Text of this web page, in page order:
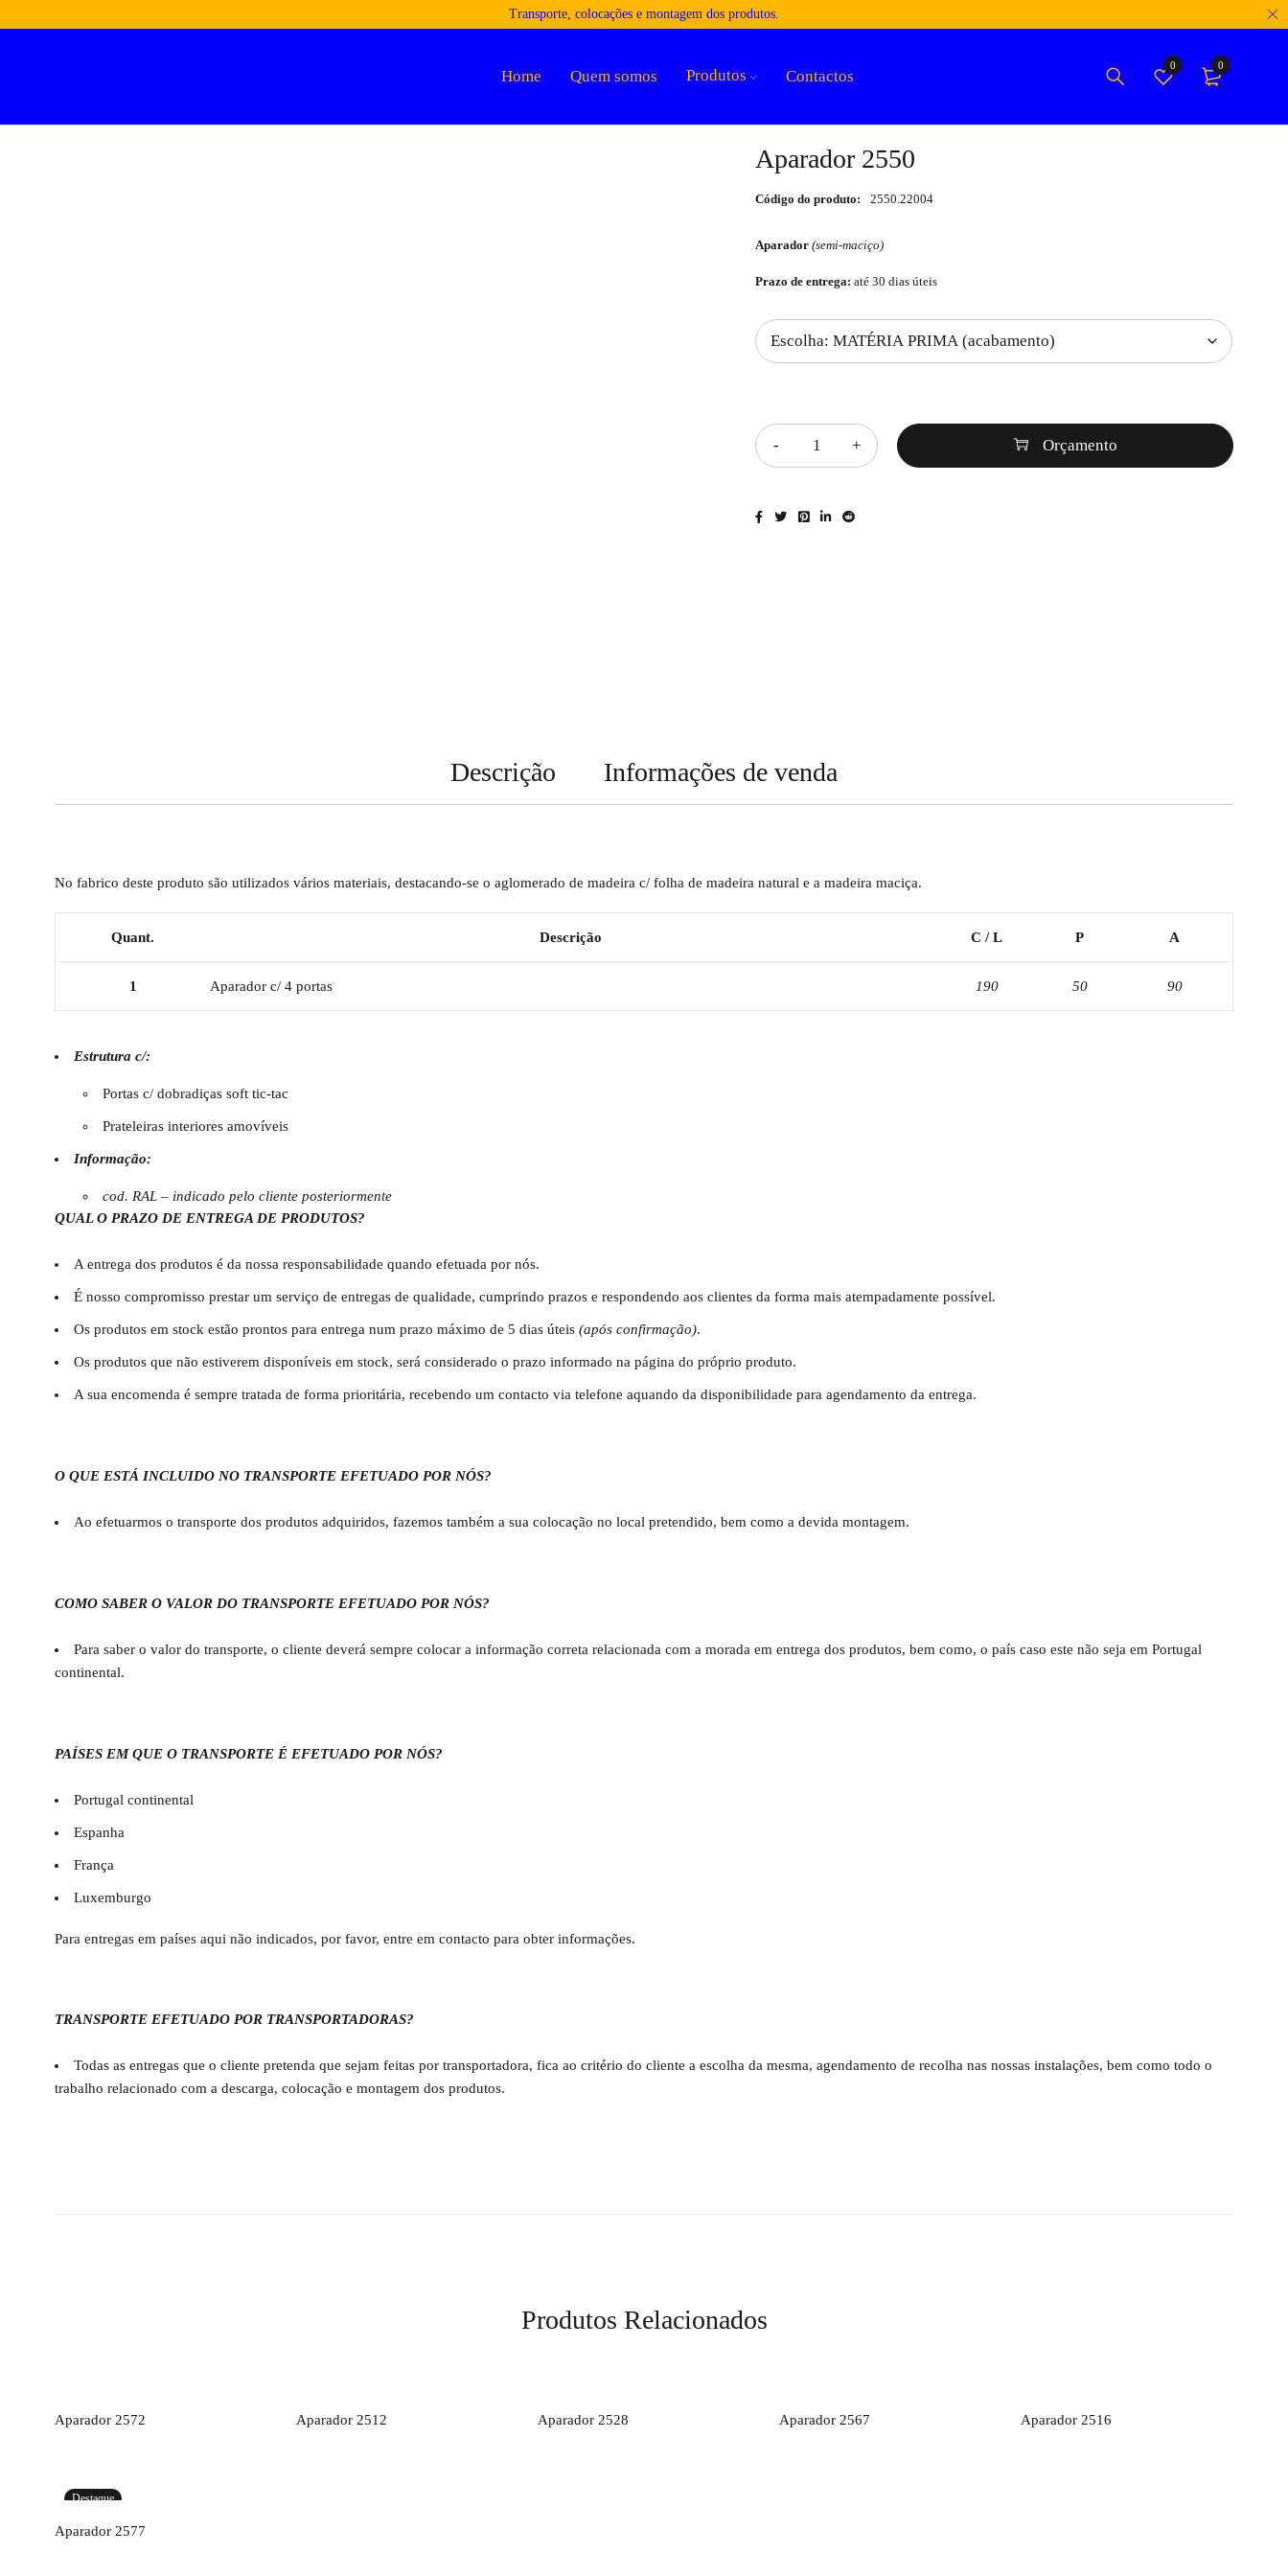
Transporte, colocações e montagem dos produtos.
Home Quem somos Produtos Contactos
0 0
Aparador 2550
Código do produto: 2550.22004
Aparador (semi-maciço)
Prazo de entrega: até 30 dias úteis
Orçamento
Descrição Informações de venda
No fabrico deste produto são utilizados vários materiais, destacando-se o aglomerado de madeira c/ folha de madeira natural e a madeira maciça.
Quant. Descrição C / L P A
1 Aparador c/ 4 portas 190 50 90
Estrutura c/:
Portas c/ dobradiças soft tic-tac
Prateleiras interiores amovíveis
Informação:
cod. RAL – indicado pelo cliente posteriormente
QUAL O PRAZO DE ENTREGA DE PRODUTOS?
A entrega dos produtos é da nossa responsabilidade quando efetuada por nós.
É nosso compromisso prestar um serviço de entregas de qualidade, cumprindo prazos e respondendo aos clientes da forma mais atempadamente possível.
Os produtos em stock estão prontos para entrega num prazo máximo de 5 dias úteis (após confirmação).
Os produtos que não estiverem disponíveis em stock, será considerado o prazo informado na página do próprio produto.
A sua encomenda é sempre tratada de forma prioritária, recebendo um contacto via telefone aquando da disponibilidade para agendamento da entrega.
O QUE ESTÁ INCLUIDO NO TRANSPORTE EFETUADO POR NÓS?
Ao efetuarmos o transporte dos produtos adquiridos, fazemos também a sua colocação no local pretendido, bem como a devida montagem.
COMO SABER O VALOR DO TRANSPORTE EFETUADO POR NÓS?
Para saber o valor do transporte, o cliente deverá sempre colocar a informação correta relacionada com a morada em entrega dos produtos, bem como, o país caso este não seja em Portugal
continental.
PAÍSES EM QUE O TRANSPORTE É EFETUADO POR NÓS?
Portugal continental
Espanha
França
Luxemburgo
Para entregas em países aqui não indicados, por favor, entre em contacto para obter informações.
TRANSPORTE EFETUADO POR TRANSPORTADORAS?
Todas as entregas que o cliente pretenda que sejam feitas por transportadora, fica ao critério do cliente a escolha da mesma, agendamento de recolha nas nossas instalações, bem como todo o
trabalho relacionado com a descarga, colocação e montagem dos produtos.
Produtos Relacionados
Aparador 2572 Aparador 2512 Aparador 2528 Aparador 2567 Aparador 2516
Destaque
Aparador 2577